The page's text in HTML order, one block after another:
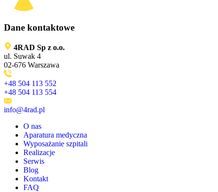
Dane kontaktowe
4RAD Sp z o.o.
ul. Suwak 4
02-676 Warszawa
+48 504 113 552
+48 504 113 554
info@4rad.pl
O nas
Aparatura medyczna
Wyposażanie szpitali
Realizacje
Serwis
Blog
Kontakt
FAQ